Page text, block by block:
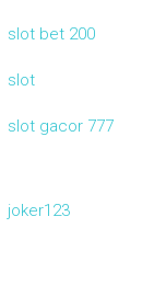
slot bet 200
slot
slot gacor 777
joker123